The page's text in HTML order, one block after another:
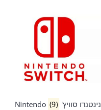
נינטנדו סוויץ' Nintendo (9)